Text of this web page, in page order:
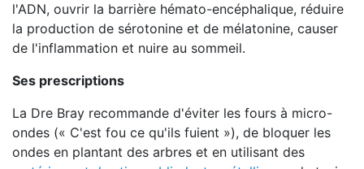
l'ADN, ouvrir la barrière hémato-encéphalique, réduire
la production de sérotonine et de mélatonine, causer
de l'inflammation et nuire au sommeil.
Ses prescriptions
La Dre Bray recommande d'éviter les fours à micro-
ondes (« C'est fou ce qu'ils fuient »), de bloquer les
ondes en plantant des arbres et en utilisant des